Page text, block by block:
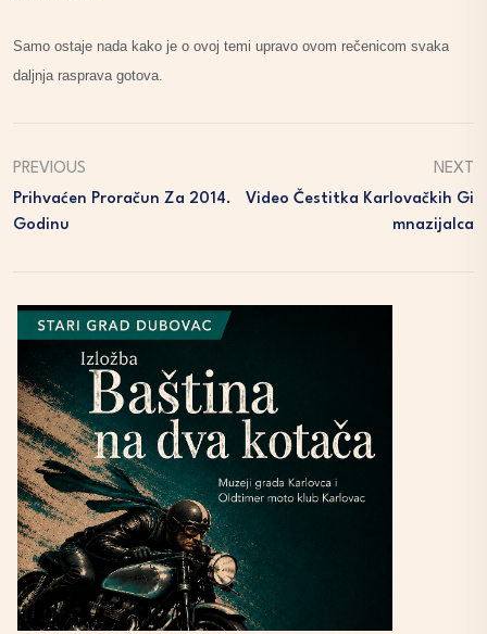
Samo ostaje nada kako je o ovoj temi upravo ovom rečenicom svaka
daljnja rasprava gotova.
PREVIOUS
Prihvaćen Proračun Za 2014.
Godinu
NEXT
Video Čestitka Karlovačkih Gi
Mnazijalca